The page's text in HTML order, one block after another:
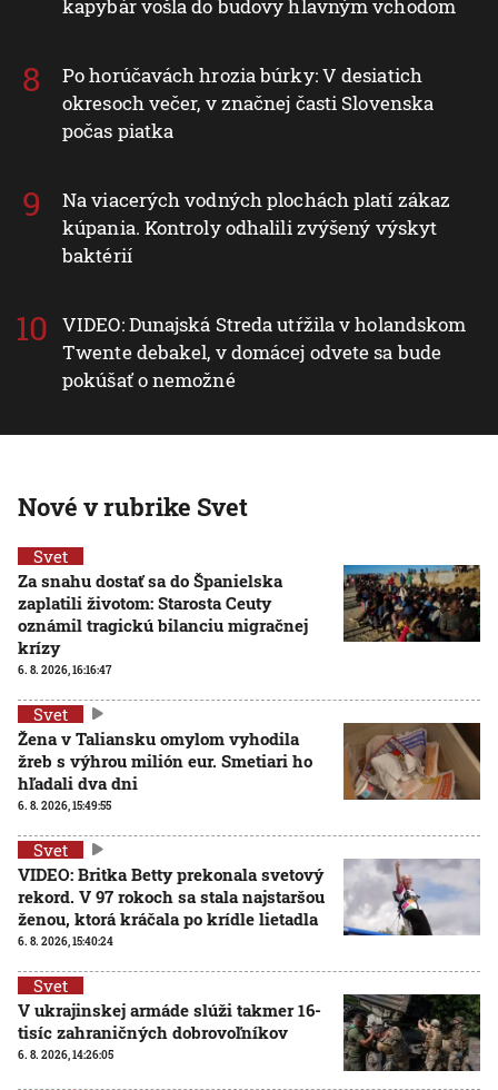
kapybár vošla do budovy hlavným vchodom
Po horúčavách hrozia búrky: V desiatich
okresoch večer, v značnej časti Slovenska
počas piatka
Na viacerých vodných plochách platí zákaz
kúpania. Kontroly odhalili zvýšený výskyt
baktérií
VIDEO: Dunajská Streda utŕžila v holandskom
Twente debakel, v domácej odvete sa bude
pokúšať o nemožné
Nové v rubrike Svet
Svet
Za snahu dostať sa do Španielska
zaplatili životom: Starosta Ceuty
oznámil tragickú bilanciu migračnej
krízy
6. 8. 2026, 16:16:47
Svet
Žena v Taliansku omylom vyhodila
žreb s výhrou milión eur. Smetiari ho
hľadali dva dni
6. 8. 2026, 15:49:55
Svet
VIDEO: Britka Betty prekonala svetový
rekord. V 97 rokoch sa stala najstaršou
ženou, ktorá kráčala po krídle lietadla
6. 8. 2026, 15:40:24
Svet
V ukrajinskej armáde slúži takmer 16-
tisíc zahraničných dobrovoľníkov
6. 8. 2026, 14:26:05